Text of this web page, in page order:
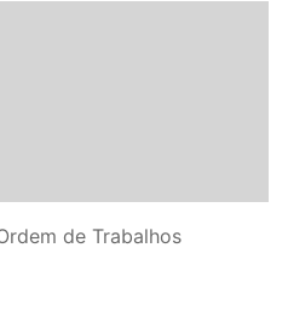
de Trabalhos